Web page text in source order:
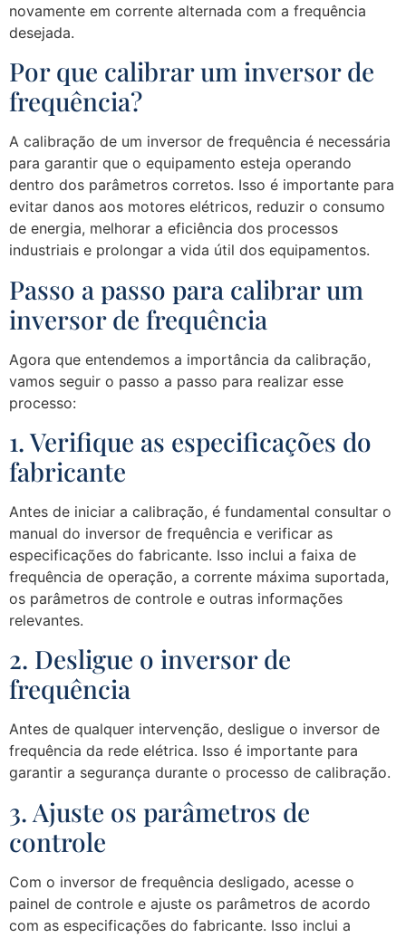
novamente em corrente alternada com a frequência
desejada.
Por que calibrar um inversor de
frequência?
A calibração de um inversor de frequência é necessária
para garantir que o equipamento esteja operando
dentro dos parâmetros corretos. Isso é importante para
evitar danos aos motores elétricos, reduzir o consumo
de energia, melhorar a eficiência dos processos
industriais e prolongar a vida útil dos equipamentos.
Passo a passo para calibrar um
inversor de frequência
Agora que entendemos a importância da calibração,
vamos seguir o passo a passo para realizar esse
processo:
1. Verifique as especificações do
fabricante
Antes de iniciar a calibração, é fundamental consultar o
manual do inversor de frequência e verificar as
especificações do fabricante. Isso inclui a faixa de
frequência de operação, a corrente máxima suportada,
os parâmetros de controle e outras informações
relevantes.
2. Desligue o inversor de
frequência
Antes de qualquer intervenção, desligue o inversor de
frequência da rede elétrica. Isso é importante para
garantir a segurança durante o processo de calibração.
3. Ajuste os parâmetros de
controle
Com o inversor de frequência desligado, acesse o
painel de controle e ajuste os parâmetros de acordo
com as especificações do fabricante. Isso inclui a